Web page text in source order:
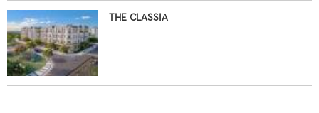
•
THE CLASSIA